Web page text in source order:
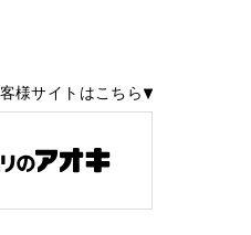
様サイトはこちら